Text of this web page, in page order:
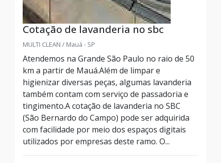
Cotação de lavanderia no sbc
MULTI CLEAN / Mauá - SP
Atendemos na Grande São Paulo no raio de 50
km a partir de Mauá.Além de limpar e
higienizar diversas peças, algumas lavanderia
também contam com serviço de passadoria e
tingimento.A cotação de lavanderia no SBC
(São Bernardo do Campo) pode ser adquirida
com facilidade por meio dos espaços digitais
utilizados por empresas deste ramo. O...